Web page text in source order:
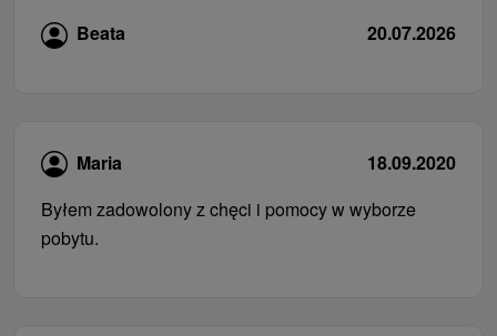
Beata 20.07.2026
Maria
18.09.2020
Byłem zadowolony z chęci i pomocy w wyborze
pobytu.